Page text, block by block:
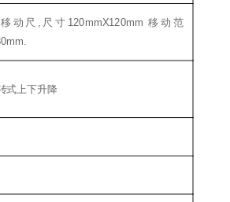
动尺,尺寸120mmX120mm 移动范
式上下升降